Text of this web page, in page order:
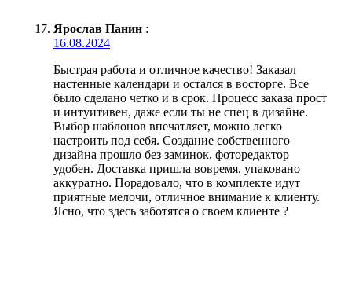
Ярослав Панин :
16.08.2024
Быстрая работа и отличное качество! Заказал
настенные календари и остался в восторге. Все
было сделано четко и в срок. Процесс заказа прост
и интуитивен, даже если ты не спец в дизайне.
Выбор шаблонов впечатляет, можно легко
настроить под себя. Создание собственного
дизайна прошло без заминок, фоторедактор
удобен. Доставка пришла вовремя, упаковано
аккуратно. Порадовало, что в комплекте идут
приятные мелочи, отличное внимание к клиенту.
Ясно, что здесь заботятся о своем клиенте ?